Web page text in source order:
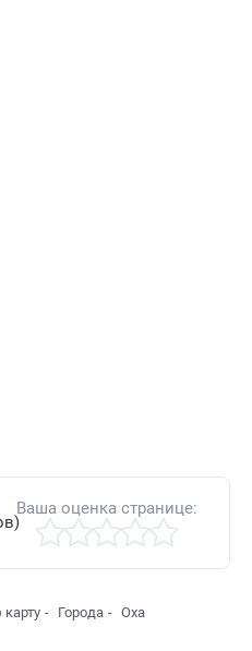
Ваша оценка странице:
Города Оха